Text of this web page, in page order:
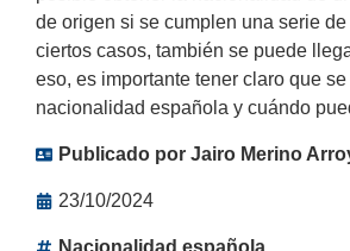
de origen si se cumplen una serie
ciertos casos, también se puede
eso, es importante tener claro que
nacionalidad española y cuándo
Publicado por Jairo Merino
23/10/2024
Nacionalidad española